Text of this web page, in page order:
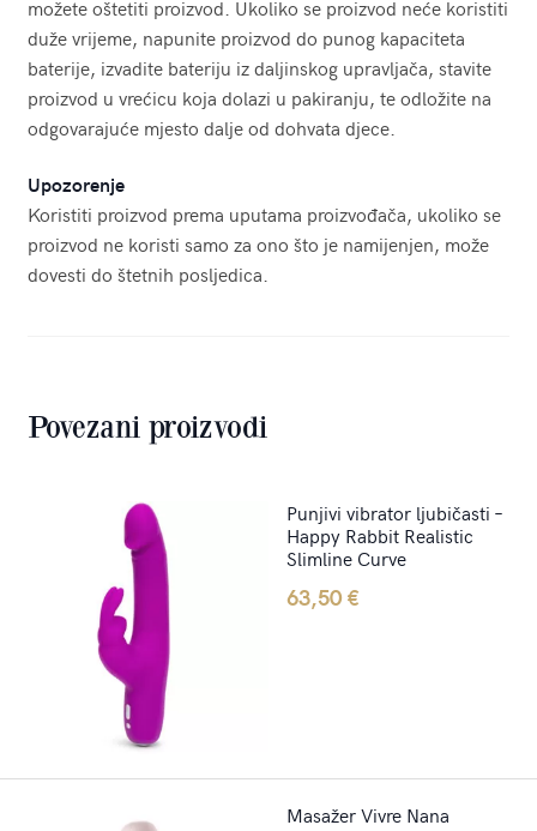
možete oštetiti proizvod. Ukoliko se proizvod neće koristiti
duže vrijeme, napunite proizvod do punog kapaciteta
baterije, izvadite bateriju iz daljinskog upravljača, stavite
proizvod u vrećicu koja dolazi u pakiranju, te odložite na
odgovarajuće mjesto dalje od dohvata djece.
Upozorenje
Koristiti proizvod prema uputama proizvođača, ukoliko se
proizvod ne koristi samo za ono što je namijenjen, može
dovesti do štetnih posljedica.
Povezani proizvodi
Punjivi vibrator ljubičasti –
Happy Rabbit Realistic
Slimline Curve
63,50€
Masažer Vivre Nana